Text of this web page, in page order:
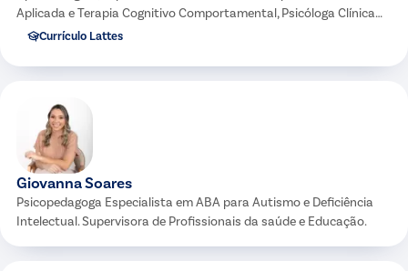
Aplicada e Terapia Cognitivo Comportamental, Psicóloga Clínica
Analítico-Comportamental.
Currículo Lattes
Giovanna Soares
Psicopedagoga Especialista em ABA para Autismo e Deficiência
Intelectual. Supervisora de Profissionais da saúde e Educação.